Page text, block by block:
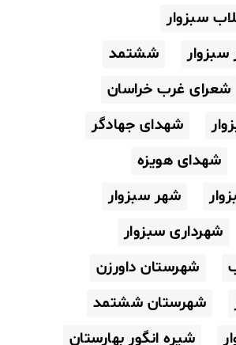
سبزوار
ششتمد
شعرای غرب خراسان
شهدای جهادگر
شهدای هویزه
شهر سبزوار
شهرداری سبزوار
شهرستان داورزن
شهرستان ششتمد
شیره انگور بهارستان